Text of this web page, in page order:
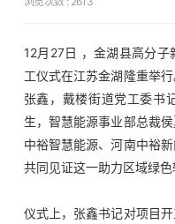
新闻动态
企业文化
12月27日 ，金湖县高分
工仪式在江苏金湖隆重举
张鑫，戴楼街道党工委书
生，智慧能源事业部总裁
中裕智慧能源、河南中裕
共同见证这一助力区域绿色
仪式上，张鑫书记对项目